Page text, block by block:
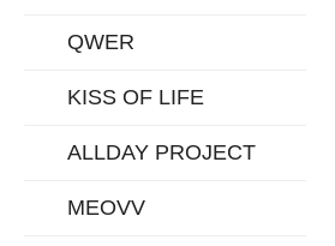
QWER
KISS OF LIFE
ALLDAY PROJECT
MEOVV